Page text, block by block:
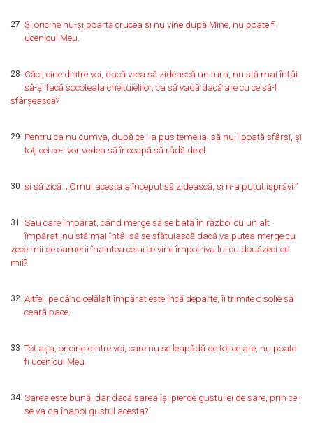
27 Şi oricine nu-şi poartă crucea şi nu vine după Mine, nu poate fi
ucenicul Meu.
28 Căci, cine dintre voi, dacă vrea să zidească un turn, nu stă mai întâi
să-şi facă socoteala cheltuielilor, ca să vadă dacă are cu ce să-l
sfârşească?
29 Pentru ca nu cumva, după ce i-a pus temelia, să nu-l poată sfârşi, şi
toţi cei ce-l vor vedea să înceapă să râdă de el
30 şi să zică: „Omul acesta a început să zidească, şi n-a putut isprăvi.”
31 Sau care împărat, când merge să se bată în război cu un alt
împărat, nu stă mai întâi să se sfătuiască dacă va putea merge cu
zece mii de oameni înaintea celui ce vine împotriva lui cu douăzeci de
mii?
32 Altfel, pe când celălalt împărat este încă departe, îi trimite o solie să
ceară pace.
33 Tot aşa, oricine dintre voi, care nu se leapădă de tot ce are, nu poate
fi ucenicul Meu.
34 Sarea este bună; dar dacă sarea îşi pierde gustul ei de sare, prin ce i
se va da înapoi gustul acesta?